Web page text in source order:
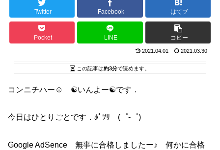
Twitter Facebook はてブ
Pocket LINE コピー
2021.04.01 2021.03.30
この記事は約3分で読めます。
コンニチハー☺ ☯いんよー☯です．
今日はひとりごとです．ﾎﾟﾂﾘ (゜-゜)
Google AdSence 無事に合格しましたー♪ 何かに合格